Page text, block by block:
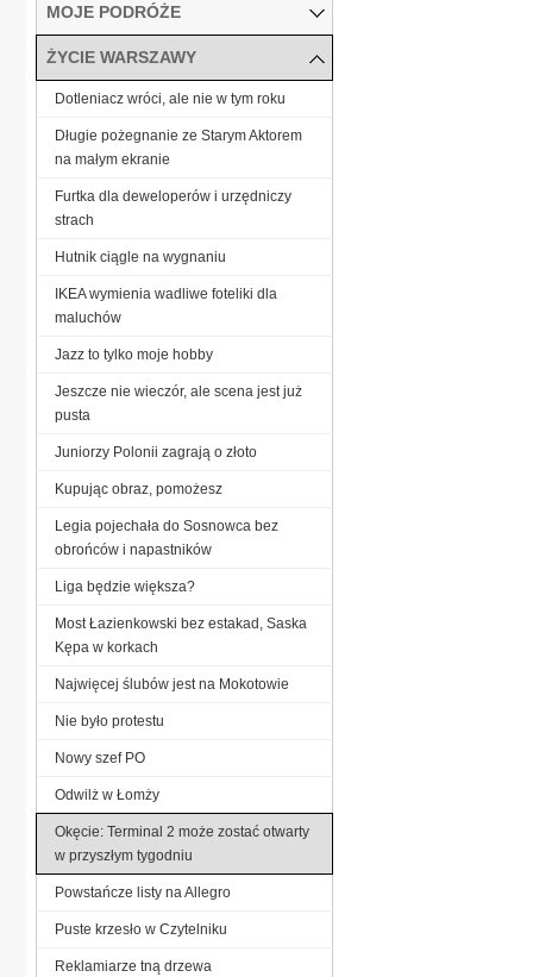
MOJE PODRÓŻE
ŻYCIE WARSZAWY
Dotleniacz wróci, ale nie w tym roku
Długie pożegnanie ze Starym Aktorem
na małym ekranie
Furtka dla deweloperów i urzędniczy
strach
Hutnik ciągle na wygnaniu
IKEA wymienia wadliwe foteliki dla
maluchów
Jazz to tylko moje hobby
Jeszcze nie wieczór, ale scena jest już
pusta
Juniorzy Polonii zagrają o złoto
Kupując obraz, pomożesz
Legia pojechała do Sosnowca bez
obrońców i napastników
Liga będzie większa?
Most Łazienkowski bez estakad, Saska
Kępa w korkach
Najwięcej ślubów jest na Mokotowie
Nie było protestu
Nowy szef PO
Odwilż w Łomży
Okęcie: Terminal 2 może zostać otwarty
w przyszłym tygodniu
Powstańcze listy na Allegro
Puste krzesło w Czytelniku
Reklamiarze tną drzewa